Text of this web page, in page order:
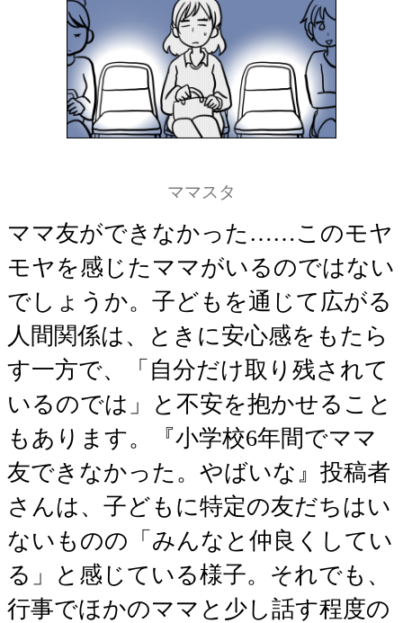
ママスタ
ママ友ができなかった……このモヤ
モヤを感じたママがいるのではない
でしょうか。子どもを通じて広がる
人間関係は、ときに安心感をもたら
す一方で、「自分だけ取り残されて
いるのでは」と不安を抱かせること
もあります。『小学校6年間でママ
友できなかった。やばいな』投稿者
さんは、子どもに特定の友だちはい
ないものの「みんなと仲良くしてい
る」と感じている様子。それでも、
行事でほかのママと少し話す程度の